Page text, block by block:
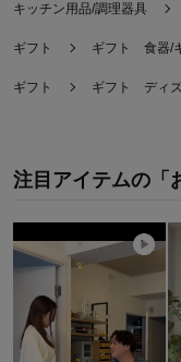
キッチン用品/調理器具
ギフト ギフト 食器/
ギフト ギフト ディ
注目アイテムの「